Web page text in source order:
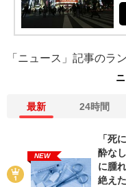
「ニュース」記事のラ
最新 24時間
NEW
「死
酔な
に腫
絶え